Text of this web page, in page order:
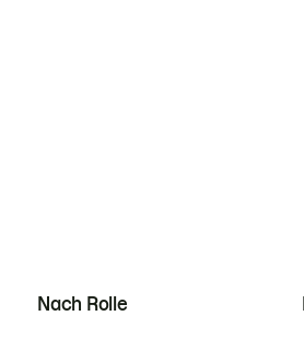
Nach Rolle